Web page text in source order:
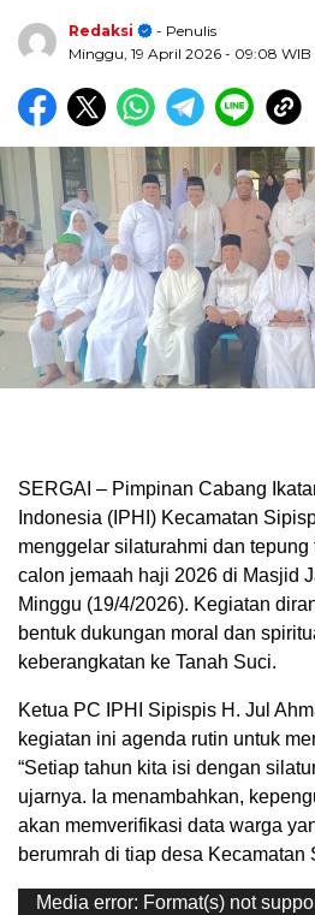
Redaksi
- Penulis
Minggu, 19 April 2026 - 09:08 WIB
SERGAI – Pimpinan Cabang
Indonesia (IPHI) Kecamatan
menggelar silaturahmi dan
calon jemaah haji 2026 di Masjid
Minggu (19/4/2026). Kegiatan
bentuk dukungan moral dan
keberangkatan ke Tanah Suci.
Ketua PC IPHI Sipispis H. Jul
kegiatan ini agenda rutin untuk
“Setiap tahun kita isi dengan
ujarnya. Ia menambahkan,
akan memverifikasi data warga
berumrah di tiap desa Kecamatan
Pemutar
Media error: Format(s) not